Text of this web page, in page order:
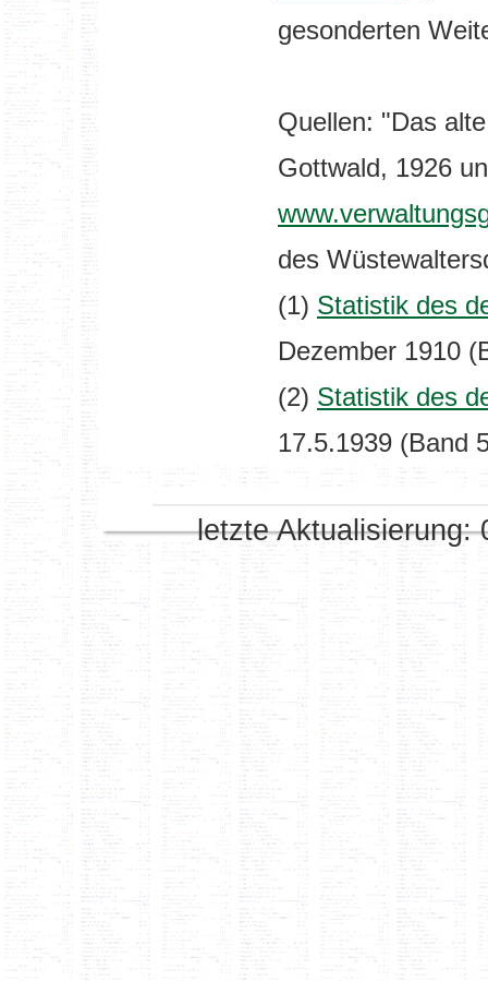
gesonderten
Quellen: "Das
Gottwald, 1926
des
(1) Statistik des
Dezember 1910
(2) Statistik des
17.5.1939 (Band
letzte Aktualisierung: